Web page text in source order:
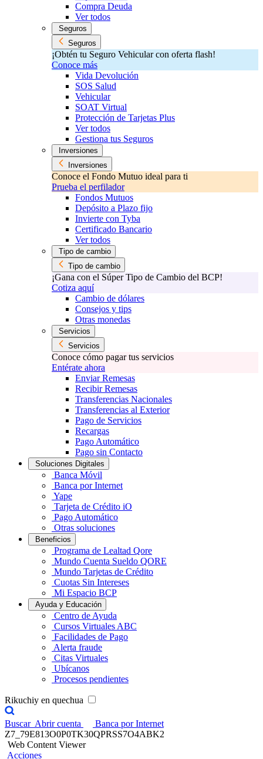
Compra Deuda
Ver todos
Seguros
Seguros
¡Obtén tu Seguro Vehicular con oferta flash!
Conoce más
Vida Devolución
SOS Salud
Vehicular
SOAT Virtual
Protección de Tarjetas Plus
Ver todos
Gestiona tus Seguros
Inversiones
Inversiones
Conoce el Fondo Mutuo ideal para ti
Prueba el perfilador
Fondos Mutuos
Depósito a Plazo fijo
Invierte con Tyba
Certificado Bancario
Ver todos
Tipo de cambio
Tipo de cambio
¡Gana con el Súper Tipo de Cambio del BCP!
Cotiza aquí
Cambio de dólares
Consejos y tips
Otras monedas
Servicios
Servicios
Conoce cómo pagar tus servicios
Entérate ahora
Enviar Remesas
Recibir Remesas
Transferencias Nacionales
Transferencias al Exterior
Pago de Servicios
Recargas
Pago Automático
Pago sin Contacto
Soluciones Digitales
Banca Móvil
Banca por Internet
Yape
Tarjeta de Crédito iO
Pago Automático
Otras soluciones
Beneficios
Programa de Lealtad Qore
Mundo Cuenta Sueldo QORE
Mundo Tarjetas de Crédito
Cuotas Sin Intereses
Mi Espacio BCP
Ayuda y Educación
Centro de Ayuda
Cursos Virtuales ABC
Facilidades de Pago
Alerta fraude
Citas Virtuales
Ubícanos
Procesos pendientes
Rikuchiy en quechua
Buscar Abrir cuenta
Banca por Internet
Z7_79E813O0P0TK30QPRSS7O4ABK2
Web Content Viewer
Acciones